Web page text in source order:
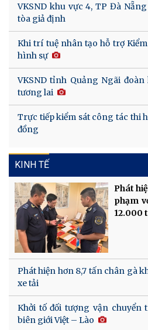
VKSND khu vực 4, TP Đà
tòa giả định
Khi trí tuệ nhân tạo hỗ trợ
hình sự
VKSND tỉnh Quảng Ngãi
tương lai
Trực tiếp kiểm sát công tác thi
đồng
KINH TẾ
Phát
phạm
12.000
Phát hiện hơn 8,7 tấn chân gà
xe tải
Khởi tố đối tượng vận chuyển
biên giới Việt – Lào